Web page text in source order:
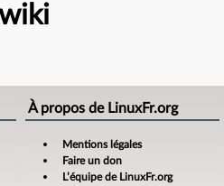
À propos de LinuxFr.org
Mentions légales
Faire un don
L’équipe de LinuxFr.org